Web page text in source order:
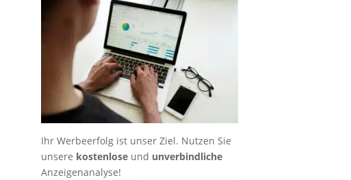
Ihr Werbeerfolg ist unser Ziel. Nutzen Sie
unsere kostenloseund unverbindliche
Anzeigenanalyse!